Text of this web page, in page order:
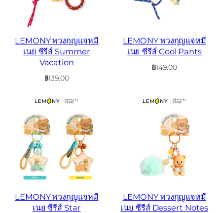
LEMONY พวงกุญแจหมี
เนย ซีรีส์ Summer
Vacation
฿139.00
LEMONY พวงกุญแจหมี
เนย ซีรีส์ Cool Pants
฿149.00
LEMONY พวงกุญแจหมี
เนย ซีรีส์ Star
LEMONY พวงกุญแจหมี
เนย ซีรีส์ Dessert Notes